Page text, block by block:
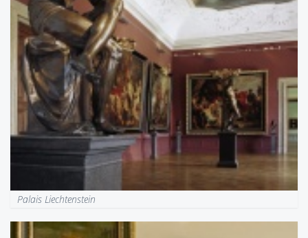
Palais Liechtenstein